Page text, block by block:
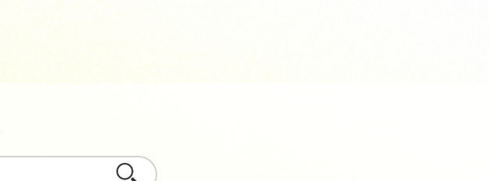
さがす